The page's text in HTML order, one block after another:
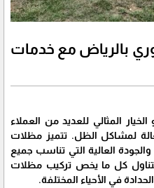
بالرياض مع خدمات
المثالي للعديد من العملاء
لمشاكل الظل. تتميز مظلات
العالية التي تناسب جميع
كل ما يخص تركيب مظلات
في الأحياء المختلفة.